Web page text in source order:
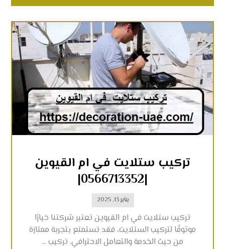
تركيب ستلايت في ام القيوين
|0566713352|
يناير 13, 2025
تركيب ستلايت في ام القيوين تعتبر شركتنا خيارًا
موثوقًا لتركيب الستلايت، فقد تستمتع بتجربة ممتازة
من حيث الخدمة والتعامل الاحترافي. تركيب ...